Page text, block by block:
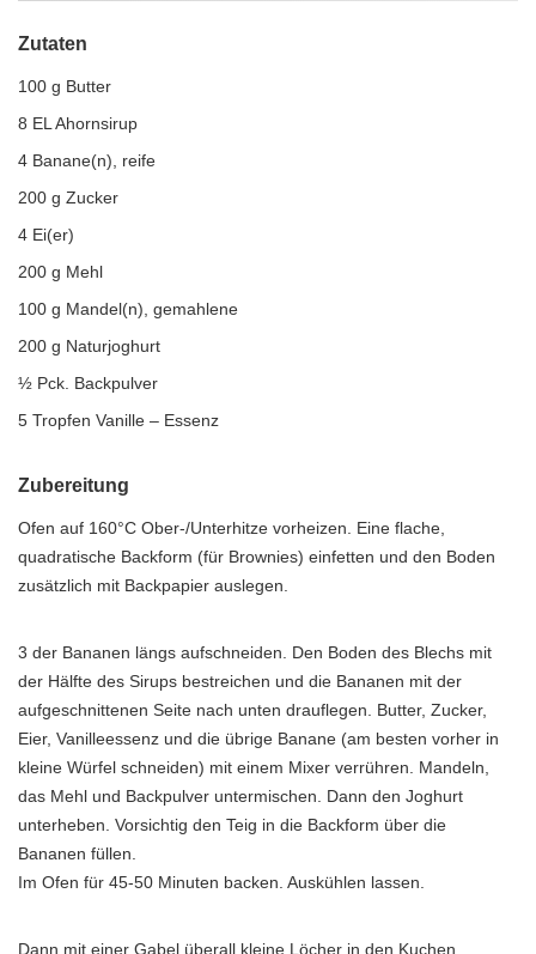
Zutaten
100 g Butter
8 EL Ahornsirup
4 Banane(n), reife
200 g Zucker
4 Ei(er)
200 g Mehl
100 g Mandel(n), gemahlene
200 g Naturjoghurt
½ Pck. Backpulver
5 Tropfen Vanille – Essenz
Zubereitung
Ofen auf 160°C Ober-/Unterhitze vorheizen. Eine flache,
quadratische Backform (für Brownies) einfetten und den Boden
zusätzlich mit Backpapier auslegen.
3 der Bananen längs aufschneiden. Den Boden des Blechs mit
der Hälfte des Sirups bestreichen und die Bananen mit der
aufgeschnittenen Seite nach unten drauflegen. Butter, Zucker,
Eier, Vanilleessenz und die übrige Banane (am besten vorher in
kleine Würfel schneiden) mit einem Mixer verrühren. Mandeln,
das Mehl und Backpulver untermischen. Dann den Joghurt
unterheben. Vorsichtig den Teig in die Backform über die
Bananen füllen.
Im Ofen für 45-50 Minuten backen. Auskühlen lassen.
Dann mit einer Gabel überall kleine Löcher in den Kuchen